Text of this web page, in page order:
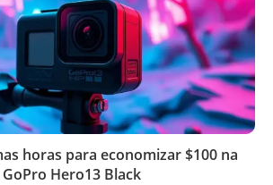
horas para economizar $100 na
GoPro Hero13 Black